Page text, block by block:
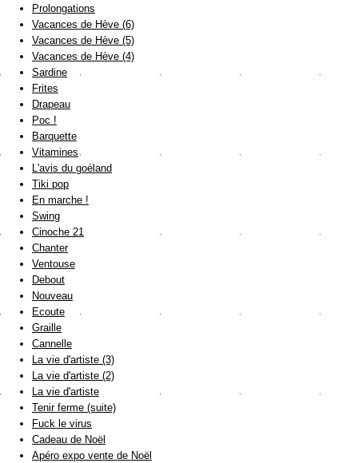
Prolongations
Vacances de Hève (6)
Vacances de Hève (5)
Vacances de Hève (4)
Sardine
Frites
Drapeau
Poc !
Barquette
Vitamines
L'avis du goéland
Tiki pop
En marche !
Swing
Cinoche 21
Chanter
Ventouse
Debout
Nouveau
Ecoute
Graille
Cannelle
La vie d'artiste (3)
La vie d'artiste (2)
La vie d'artiste
Tenir ferme (suite)
Fuck le virus
Cadeau de Noël
Apéro expo vente de Noël